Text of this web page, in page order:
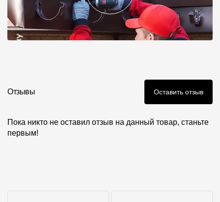
Отзывы Оставить отзыв
Пока никто не оставил отзыв на данный товар, станьте
первым!